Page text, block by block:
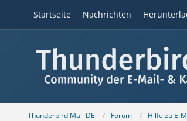
Startseite Nachrichten
Thunderbird Mail DE Forum Hilfe zu E-